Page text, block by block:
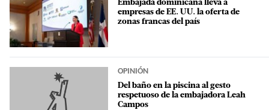
Embajada dominicana lleva a
empresas de EE. UU. la oferta de
zonas francas del país
OPINIÓN
Del baño en la piscina al gesto
respetuoso de la embajadora Leah
Campos